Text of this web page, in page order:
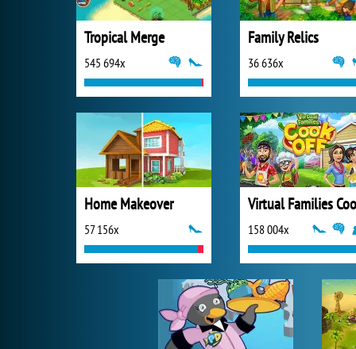
Tropical Merge
545 694x
Family Relics
36 636x
Home Makeover
57 156x 158 004x